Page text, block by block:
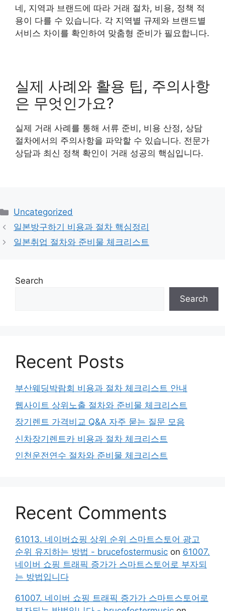
네, 지역과 브랜드에 따라 거래 절차, 비용, 정책 적
용이 다를 수 있습니다. 각 지역별 규제와 브랜드별
서비스 차이를 확인하여 맞춤형 준비가 필요합니다.
실제 사례와 활용 팁, 주의사항
은 무엇인가요?
실제 거래 사례를 통해 서류 준비, 비용 산정, 상담
절차에서의 주의사항을 파악할 수 있습니다. 전문가
상담과 최신 정책 확인이 거래 성공의 핵심입니다.
Categories
Uncategorized
일본방구하기 비용과 절차 핵심정리
일본취업 절차와 준비물 체크리스트
Search
Search
Recent Posts
부산웨딩박람회 비용과 절차 체크리스트 안내
웹사이트 상위노출 절차와 준비물 체크리스트
장기렌트 가격비교 Q&A 자주 묻는 질문 모음
신차장기렌트카 비용과 절차 체크리스트
인천운전연수 절차와 준비물 체크리스트
Recent Comments
61013. 네이버쇼핑 상위 순위 스마트스토어 광고
순위 유지하는 방법 - brucefostermusic on 61007.
네이버 쇼핑 트래픽 증가가 스마트스토어로 부자되
는 방법입니다
61007. 네이버 쇼핑 트래픽 증가가 스마트스토어로